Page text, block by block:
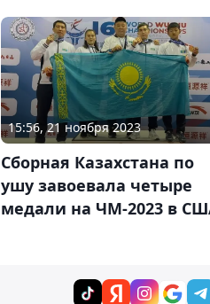
15:56, 21 ноября 2023
Сборная Казахстана по
ушу завоевала четыре
медали на ЧМ-2023 в